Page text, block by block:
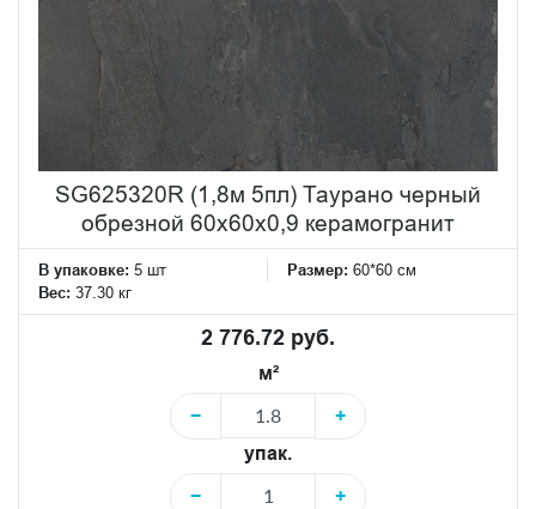
SG625320R (1,8м 5пл) Таурано черный
обрезной 60x60x0,9 керамогранит
В упаковке: 5 шт Размер: 60*60 см
Вес: 37.30 кг
2 776.72 руб.
м²
−
+
упак.
−
+